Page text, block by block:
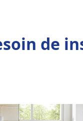
de